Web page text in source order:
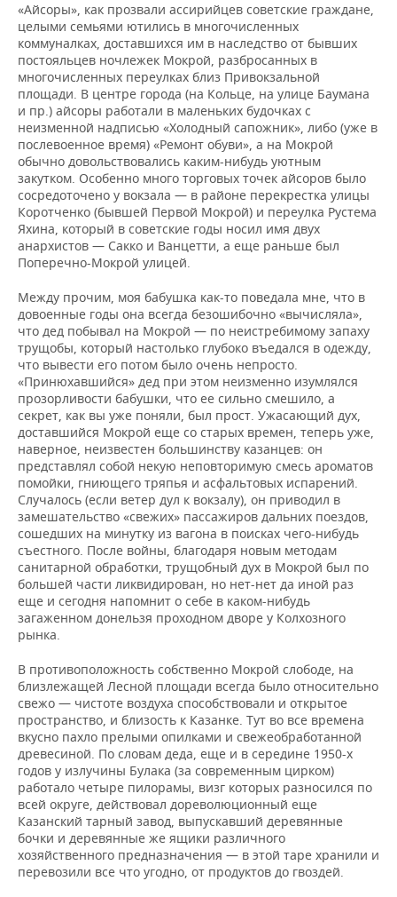
«Айсоры», как прозвали ассирийцев советские граждане,
целыми семьями ютились в многочисленных
коммуналках, доставшихся им в наследство от бывших
постояльцев ночлежек Мокрой, разбросанных в
многочисленных переулках близ Привокзальной
площади. В центре города (на Кольце, на улице Баумана
и пр.) айсоры работали в маленьких будочках с
неизменной надписью «Холодный сапожник», либо (уже в
послевоенное время) «Ремонт обуви», а на Мокрой
обычно довольствовались каким-нибудь уютным
закутком. Особенно много торговых точек айсоров было
сосредоточено у вокзала — в районе перекрестка улицы
Коротченко (бывшей Первой Мокрой) и переулка Рустема
Яхина, который в советские годы носил имя двух
анархистов — Сакко и Ванцетти, а еще раньше был
Поперечно-Мокрой улицей.
Между прочим, моя бабушка как-то поведала мне, что в
довоенные годы она всегда безошибочно «вычисляла»,
что дед побывал на Мокрой — по неистребимому запаху
трущобы, который настолько глубоко въедался в одежду,
что вывести его потом было очень непросто.
«Принюхавшийся» дед при этом неизменно изумлялся
прозорливости бабушки, что ее сильно смешило, а
секрет, как вы уже поняли, был прост. Ужасающий дух,
доставшийся Мокрой еще со старых времен, теперь уже,
наверное, неизвестен большинству казанцев: он
представлял собой некую неповторимую смесь ароматов
помойки, гниющего тряпья и асфальтовых испарений.
Случалось (если ветер дул к вокзалу), он приводил в
замешательство «свежих» пассажиров дальних поездов,
сошедших на минутку из вагона в поисках чего-нибудь
съестного. После войны, благодаря новым методам
санитарной обработки, трущобный дух в Мокрой был по
большей части ликвидирован, но нет-нет да иной раз
еще и сегодня напомнит о себе в каком-нибудь
загаженном донельзя проходном дворе у Колхозного
рынка.
В противоположность собственно Мокрой слободе, на
близлежащей Лесной площади всегда было относительно
свежо — чистоте воздуха способствовали и открытое
пространство, и близость к Казанке. Тут во все времена
вкусно пахло прелыми опилками и свежеобработанной
древесиной. По словам деда, еще и в середине 1950-х
годов у излучины Булака (за современным цирком)
работало четыре пилорамы, визг которых разносился по
всей округе, действовал дореволюционный еще
Казанский тарный завод, выпускавший деревянные
бочки и деревянные же ящики различного
хозяйственного предназначения — в этой таре хранили и
перевозили все что угодно, от продуктов до гвоздей.